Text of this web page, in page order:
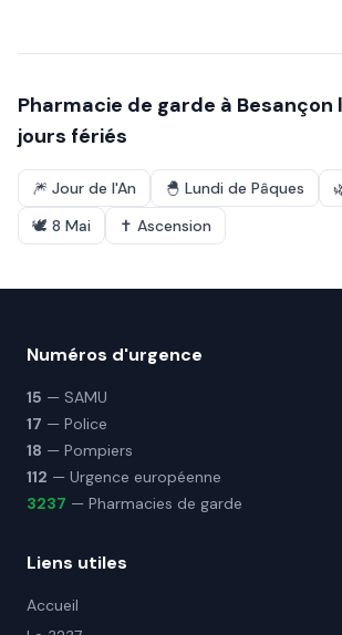
Pharmacie de garde à Besançon
jours fériés
🎆 Jour de l'An 🐣 Lundi de Pâques
🕊️ 8 Mai ✝️ Ascension
Numéros d'urgence
15 — SAMU
17 — Police
18 — Pompiers
112 — Urgence européenne
3237 — Pharmacies de garde
Liens utiles
Accueil